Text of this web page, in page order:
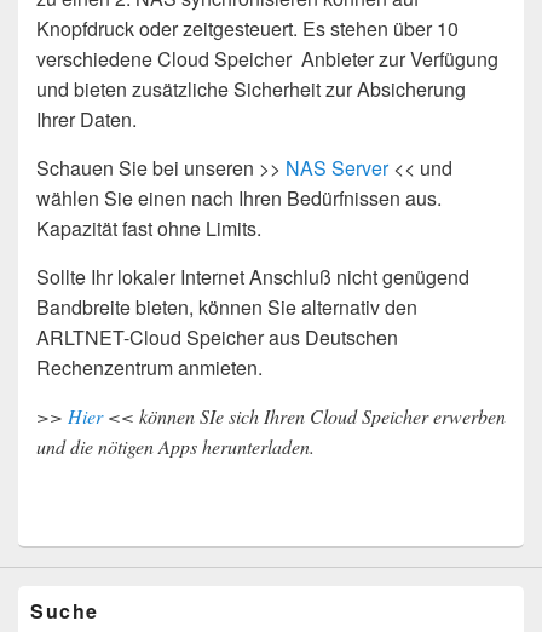
Knopfdruck oder zeitgesteuert. Es stehen über 10
verschiedene Cloud Speicher Anbieter zur Verfügung
und bieten zusätzliche Sicherheit zur Absicherung
Ihrer Daten.
Schauen Sie bei unseren >> NAS Server<< und
wählen Sie einen nach Ihren Bedürfnissen aus.
Kapazität fast ohne Limits.
Sollte Ihr lokaler Internet Anschluß nicht genügend
Bandbreite bieten, können Sie alternativ den
ARLTNET-Cloud Speicher aus Deutschen
Rechenzentrum anmieten.
>> Hier<< können SIe sich Ihren Cloud Speicher erwerben
und die nötigen Apps herunterladen.
Suche